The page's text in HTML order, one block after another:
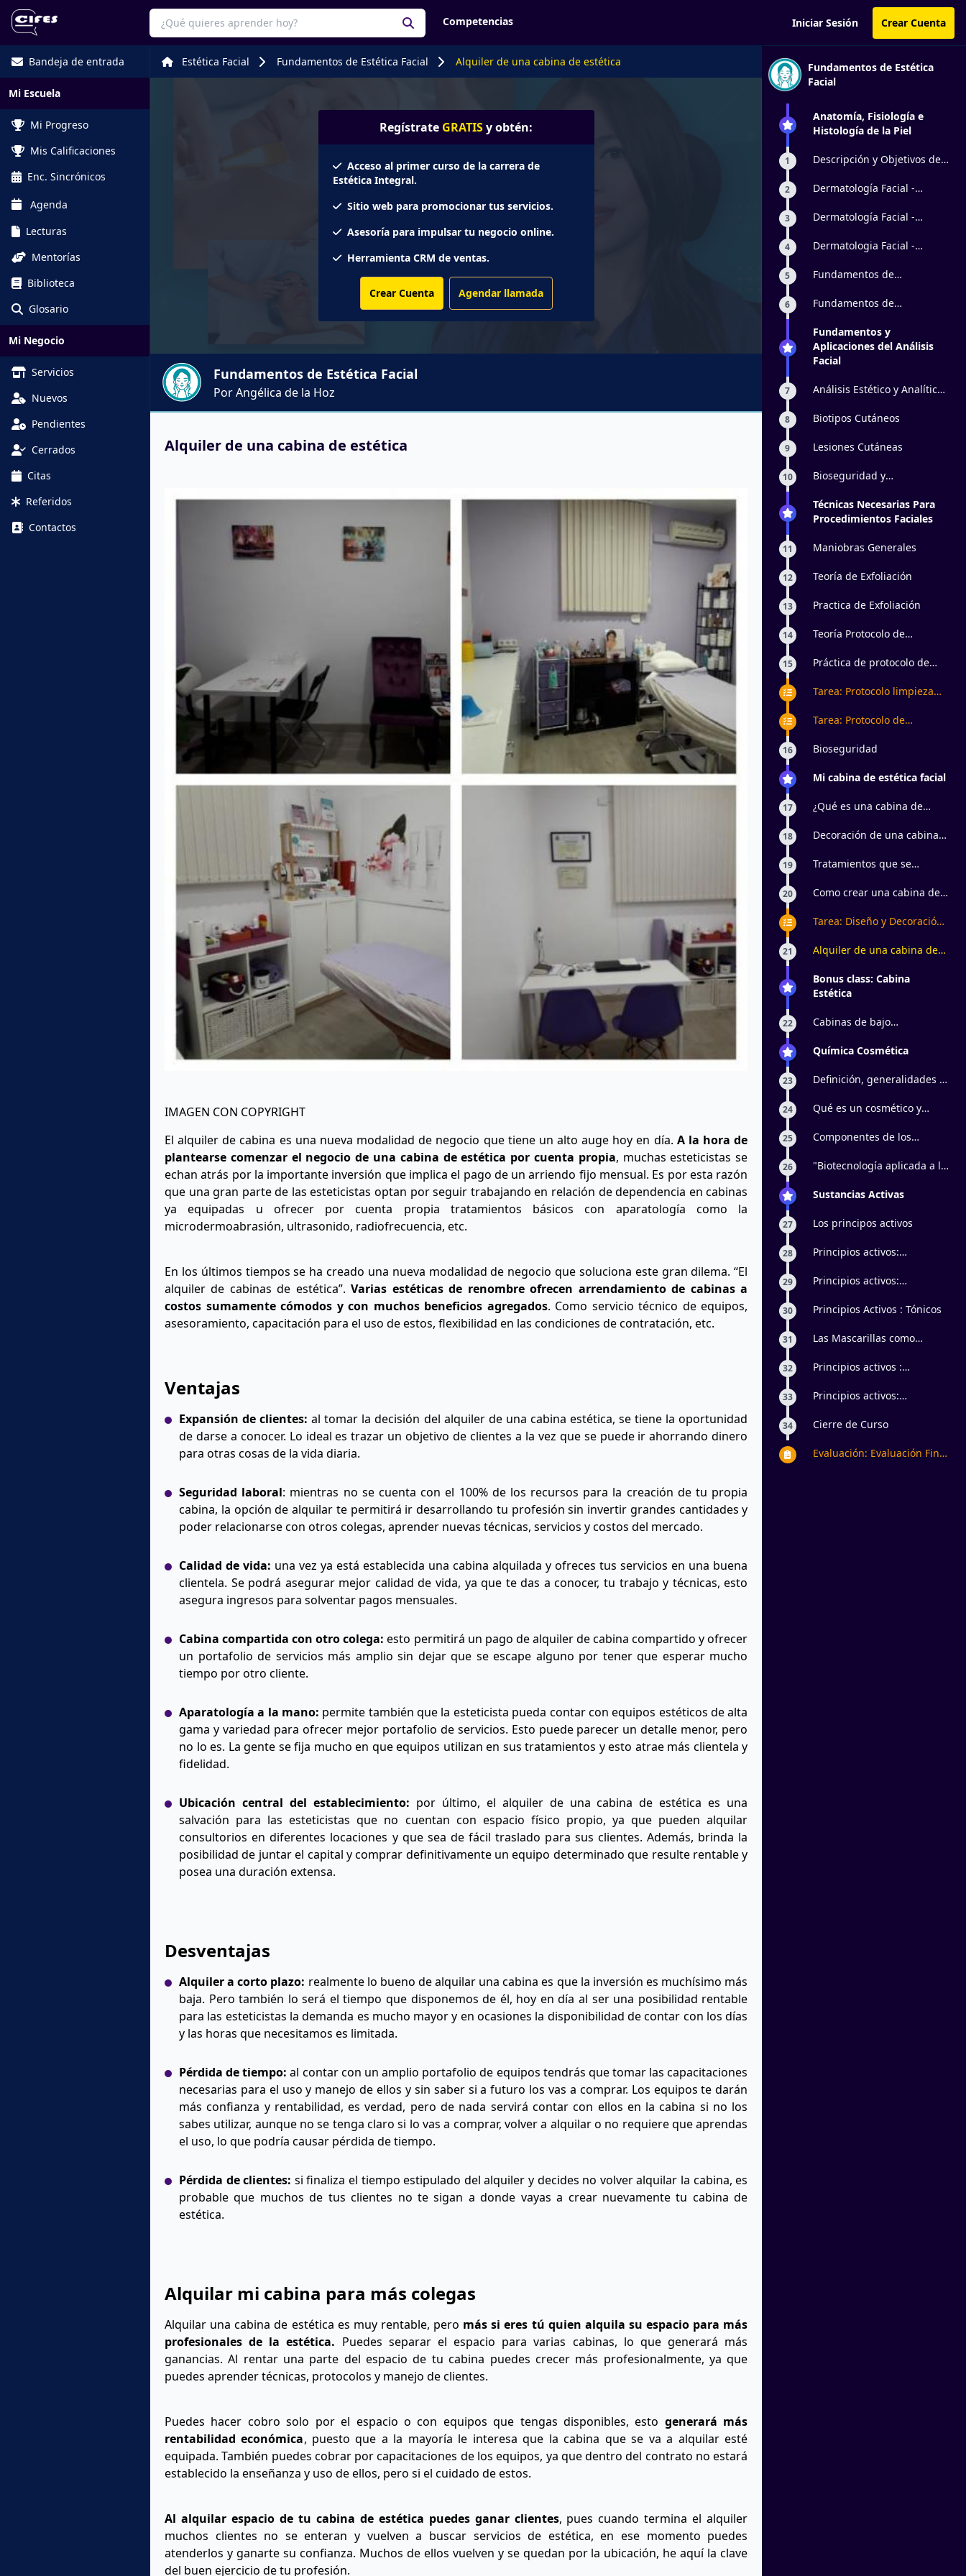
Competencias Iniciar Sesión Crear Cuenta
Bandeja de entrada
Mi Escuela
Mi Progreso
Mis Calificaciones
Enc. Sincrónicos
Agenda
Lecturas
Mentorías
Biblioteca
Glosario
Mi Negocio
Servicios
Nuevos
Pendientes
Cerrados
Citas
Referidos
Contactos
Estética Facial Fundamentos de Estética Facial Alquiler de una cabina de estética
Regístrate GRATISy obtén:
Acceso al primer curso de la carrera de
Estética Integral.
Sitio web para promocionar tus servicios.
Asesoría para impulsar tu negocio online.
Herramienta CRM de ventas.
Crear Cuenta Agendar llamada
Fundamentos de Estética Facial
Por Angélica de la Hoz
Alquiler de una cabina de estética
IMAGEN CON COPYRIGHT
El alquiler de cabina es una nueva modalidad de negocio que tiene un alto auge hoy en día. A la hora de
plantearse comenzar el negocio de una cabina de estética por cuenta propia, muchas esteticistas se
echan atrás por la importante inversión que implica el pago de un arriendo fijo mensual. Es por esta razón
que una gran parte de las esteticistas optan por seguir trabajando en relación de dependencia en cabinas
ya equipadas u ofrecer por cuenta propia tratamientos básicos con aparatología como la
microdermoabrasión, ultrasonido, radiofrecuencia, etc.
En los últimos tiempos se ha creado una nueva modalidad de negocio que soluciona este gran dilema. “El
alquiler de cabinas de estética”.Varias estéticas de renombre ofrecen arrendamiento de cabinas a
costos sumamente cómodos y con muchos beneficios agregados. Como servicio técnico de equipos,
asesoramiento, capacitación para el uso de estos, flexibilidad en las condiciones de contratación, etc.
Ventajas
Expansión de clientes: al tomar la decisión del alquiler de una cabina estética, se tiene la oportunidad
de darse a conocer. Lo ideal es trazar un objetivo de clientes a la vez que se puede ir ahorrando dinero
para otras cosas de la vida diaria.
Seguridad laboral: mientras no se cuenta con el 100% de los recursos para la creación de tu propia
cabina, la opción de alquilar te permitirá ir desarrollando tu profesión sin invertir grandes cantidades y
poder relacionarse con otros colegas, aprender nuevas técnicas, servicios y costos del mercado.
Calidad de vida: una vez ya está establecida una cabina alquilada y ofreces tus servicios en una buena
clientela. Se podrá asegurar mejor calidad de vida, ya que te das a conocer, tu trabajo y técnicas, esto
asegura ingresos para solventar pagos mensuales.
Cabina compartida con otro colega: esto permitirá un pago de alquiler de cabina compartido y ofrecer
un portafolio de servicios más amplio sin dejar que se escape alguno por tener que esperar mucho
tiempo por otro cliente.
Aparatología a la mano: permite también que la esteticista pueda contar con equipos estéticos de alta
gama y variedad para ofrecer mejor portafolio de servicios. Esto puede parecer un detalle menor, pero
no lo es. La gente se fija mucho en que equipos utilizan en sus tratamientos y esto atrae más clientela y
fidelidad.
Ubicación central del establecimiento: por último, el alquiler de una cabina de estética es una
salvación para las esteticistas que no cuentan con espacio físico propio, ya que pueden alquilar
consultorios en diferentes locaciones y que sea de fácil traslado para sus clientes. Además, brinda la
posibilidad de juntar el capital y comprar definitivamente un equipo determinado que resulte rentable y
posea una duración extensa.
Desventajas
Alquiler a corto plazo: realmente lo bueno de alquilar una cabina es que la inversión es muchísimo más
baja. Pero también lo será el tiempo que disponemos de él, hoy en día al ser una posibilidad rentable
para las esteticistas la demanda es mucho mayor y en ocasiones la disponibilidad de contar con los días
y las horas que necesitamos es limitada.
Pérdida de tiempo: al contar con un amplio portafolio de equipos tendrás que tomar las capacitaciones
necesarias para el uso y manejo de ellos y sin saber si a futuro los vas a comprar. Los equipos te darán
más confianza y rentabilidad, es verdad, pero de nada servirá contar con ellos en la cabina si no los
sabes utilizar, aunque no se tenga claro si lo vas a comprar, volver a alquilar o no requiere que aprendas
el uso, lo que podría causar pérdida de tiempo.
Pérdida de clientes: si finaliza el tiempo estipulado del alquiler y decides no volver alquilar la cabina, es
probable que muchos de tus clientes no te sigan a donde vayas a crear nuevamente tu cabina de
estética.
Alquilar mi cabina para más colegas
Alquilar una cabina de estética es muy rentable, pero más si eres tú quien alquila su espacio para más
profesionales de la estética. Puedes separar el espacio para varias cabinas, lo que generará más
ganancias. Al rentar una parte del espacio de tu cabina puedes crecer más profesionalmente, ya que
puedes aprender técnicas, protocolos y manejo de clientes.
Puedes hacer cobro solo por el espacio o con equipos que tengas disponibles, esto generará más
rentabilidad económica, puesto que a la mayoría le interesa que la cabina que se va a alquilar esté
equipada. También puedes cobrar por capacitaciones de los equipos, ya que dentro del contrato no estará
establecido la enseñanza y uso de ellos, pero si el cuidado de estos.
Al alquilar espacio de tu cabina de estética puedes ganar clientes, pues cuando termina el alquiler
muchos clientes no se enteran y vuelven a buscar servicios de estética, en ese momento puedes
atenderlos y ganarte su confianza. Muchos de ellos vuelven y se quedan por la ubicación, he aquí la clave
del buen ejercicio de tu profesión.
Fundamentos de Estética
Facial
Anatomía, Fisiología e
Histología de la Piel
1
Descripción y Objetivos del
2
Dermatología Facial -
3
Dermatología Facial -
4
Dermatologia Facial -
5
Fundamentos de
Huesos
6
Fundamentos de
Musculos
Fundamentos y
Aplicaciones del Análisis
Facial
7
Análisis Estético y Analítico
8 Biotipos Cutáneos
9 Lesiones Cutáneas
10
Bioseguridad y
Técnicas Necesarias Para
Procedimientos Faciales
11 Maniobras Generales
12 Teoría de Exfoliación
13 Practica de Exfoliación
14
Teoría Protocolo de
15
Práctica de protocolo de
Tarea: Protocolo limpieza
Tarea: Protocolo de
Principios Activos
16 Bioseguridad
Mi cabina de estética facial
17
¿Qué es una cabina de
18
Decoración de una cabina
19
Tratamientos que se
de estética facial
20
Como crear una cabina de
presupuesto
Tarea: Diseño y Decoración
Facial con Bajo Presupuesto
21
Alquiler de una cabina de
Bonus class: Cabina
Estética
22
Cabinas de bajo
Química Cosmética
23
Definición, generalidades e
24
Qué es un cosmético y
clasificaciones
25
Componentes de los
26
"Biotecnología aplicada a la
péptidos biomiméticos y
Sustancias Activas
27 Los principos activos
28
Principios activos:
29
Principios activos:
30 Principios Activos : Tónicos
31
Las Mascarillas como
32
Principios activos :
33
Principios activos:
reafirmantes, tonificantes,
34 Cierre de Curso
Evaluación: Evaluación Final